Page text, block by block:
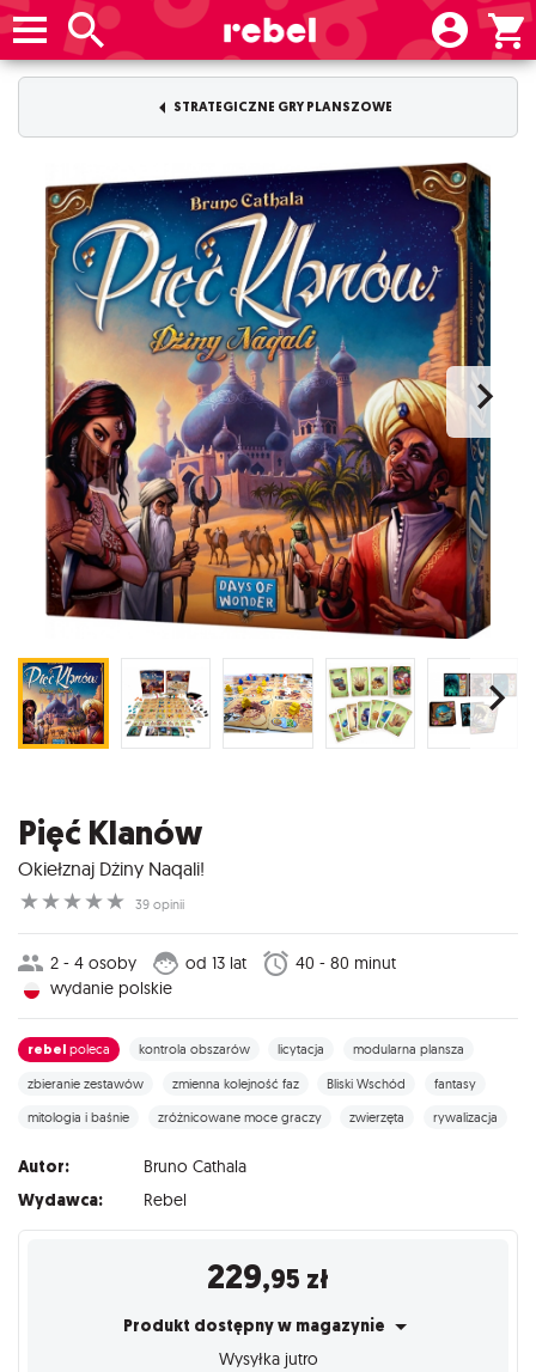
STRATEGICZNE GRY PLANSZOWE
Pięć Klanów
Okiełznaj Dżiny Naqali!
☆
☆
☆
☆
☆ 39 opinii
2 - 4 osoby od 13 lat
40 - 80 minut
wydanie polskie
rebel poleca kontrola obszarów licytacja modularna plansza
zbieranie zestawów zmienna kolejność faz Bliski Wschód
fantasy
mitologia i baśnie
zróżnicowane moce graczy zwierzęta rywalizacja
Autor: Bruno Cathala
Wydawca: Rebel
229,95 zł
Produkt dostępny w magazynie
Wysyłka jutro